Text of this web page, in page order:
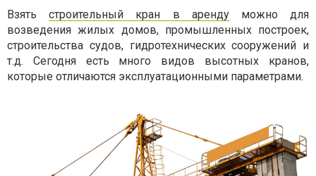
Взятьстроительный кран в арендуможно для
возведения жилых домов, промышленных построек,
строительства судов, гидротехнических сооружений и
т.д. Сегодня есть много видов высотных кранов,
которые отличаются эксплуатационными параметрами.